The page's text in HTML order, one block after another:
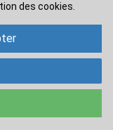
des cookies.